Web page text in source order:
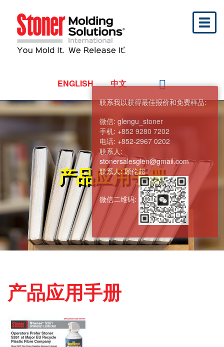
ENGLISH 中文
产品应用手册
产品应用手册
联系我以获得最佳报价和免费样品:
微信: glengu_stoner
手机: +852 9280 7202
电话: +852-2967 0202
联系人:
stonersalesglen@gmail.com
联系人:顾伦超
微信二维码: